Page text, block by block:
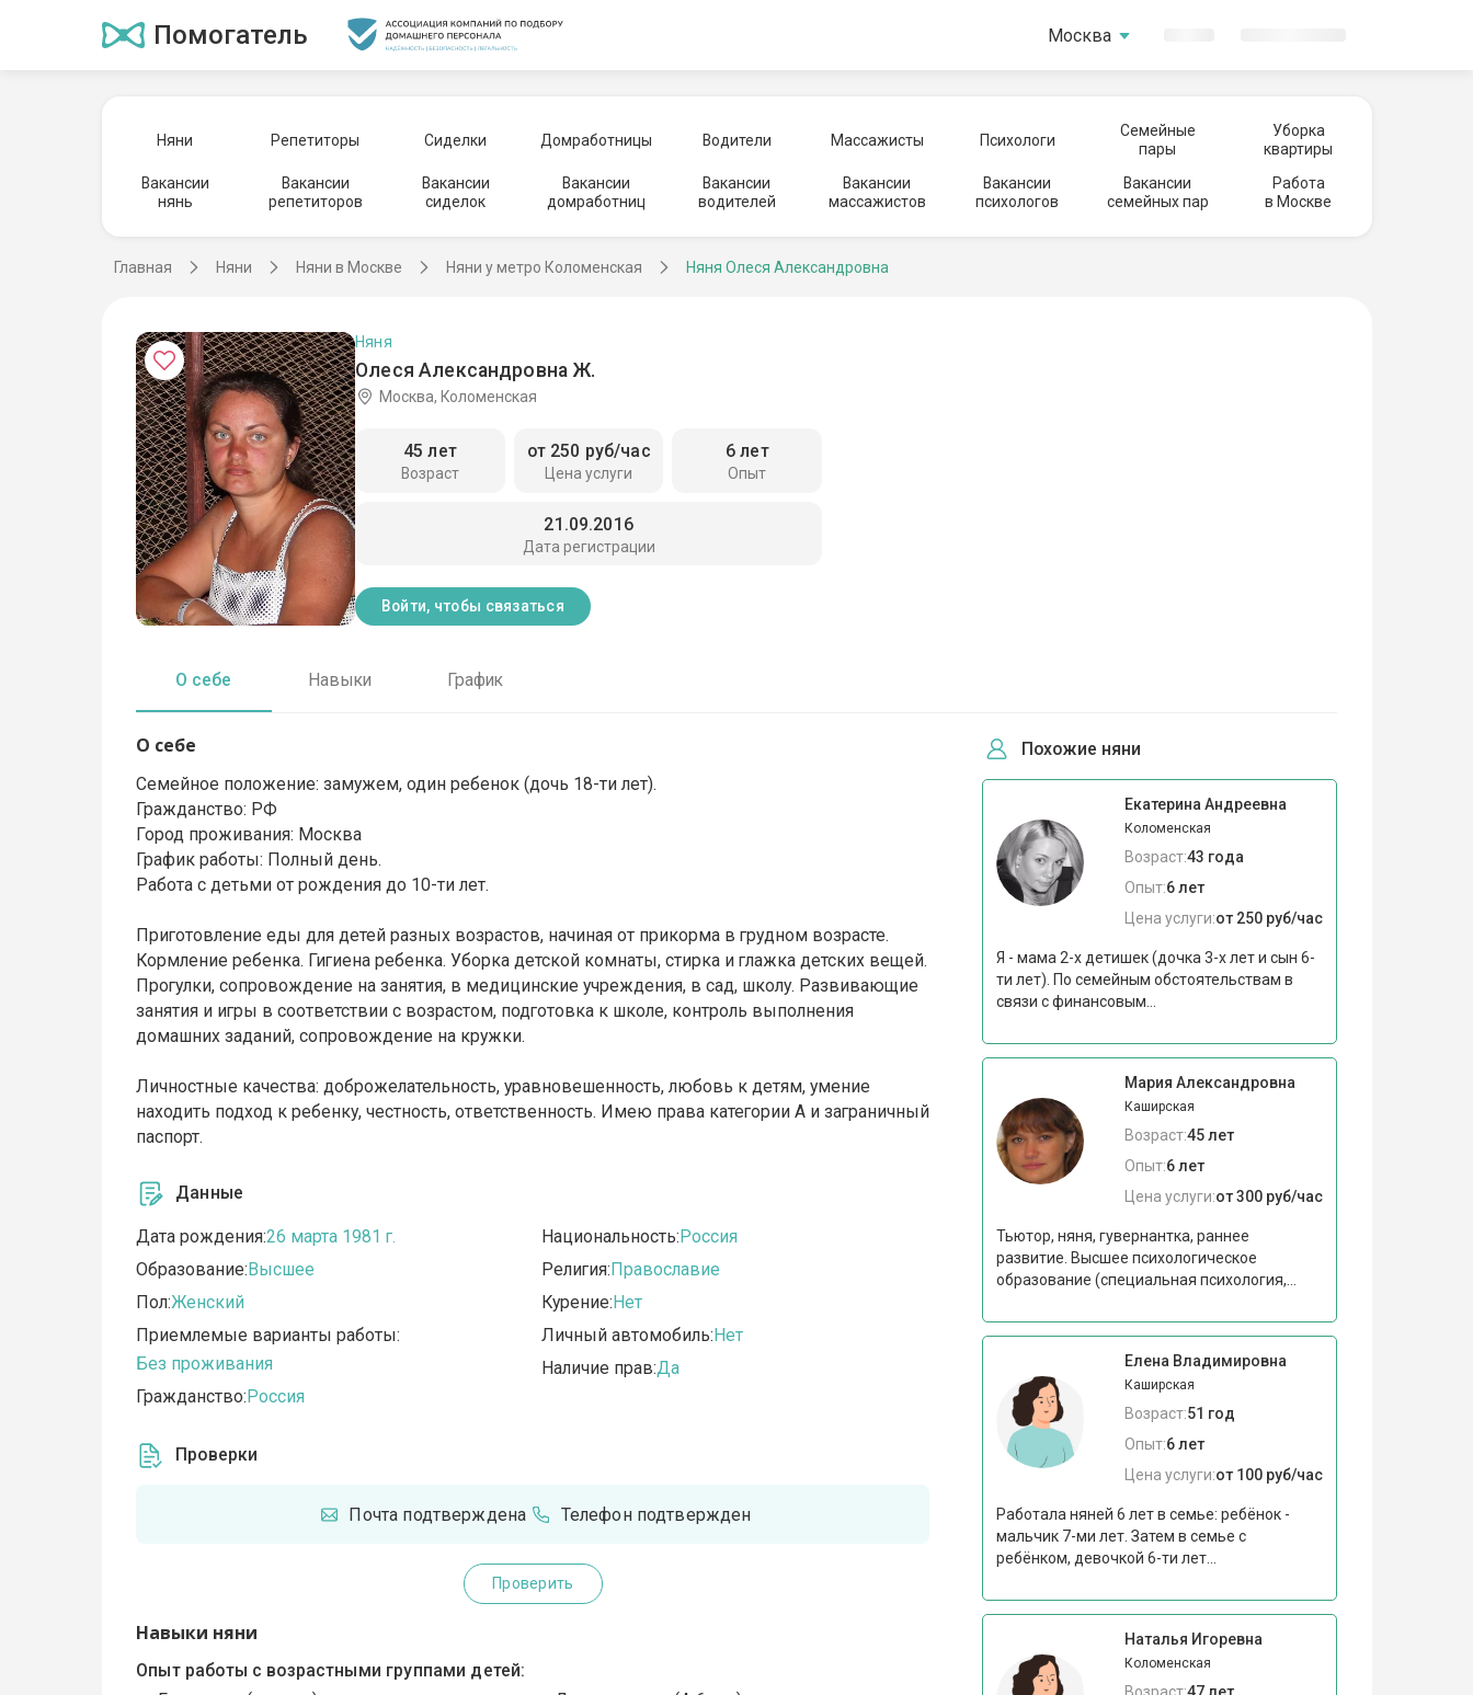
Помогатель Москва
Няни Репетиторы Сиделки Домработницы Водители Массажисты Психологи
Семейные
пары
Уборка
квартиры
Вакансии
нянь
Вакансии
репетиторов
Вакансии
сиделок
Вакансии
домработниц
Вакансии
водителей
Вакансии
массажистов
Вакансии
психологов
Вакансии
семейных пар
Работа
в Москве
Главная Няни Няни в Москве Няни у метро Коломенская Няня Олеся Александровна
Олеся Александровна Ж.
Няня
Москва, Коломенская
Возраст
45 лет
Цена услуги
от 250 руб/час
Опыт
6 лет
Дата регистрации
21.09.2016
Войти, чтобы связаться
О себе Навыки График
О себе
Семейное положение: замужем, один ребенок (дочь 18-ти лет).
Гражданство: РФ
Город проживания: Москва
График работы: Полный день.
Работа с детьми от рождения до 10-ти лет.
Приготовление еды для детей разных возрастов, начиная от прикорма в грудном возрасте.
Кормление ребенка. Гигиена ребенка. Уборка детской комнаты, стирка и глажка детских вещей.
Прогулки, сопровождение на занятия, в медицинские учреждения, в сад, школу. Развивающие
занятия и игры в соответствии с возрастом, подготовка к школе, контроль выполнения
домашних заданий, сопровождение на кружки.
Личностные качества: доброжелательность, уравновешенность, любовь к детям, умение
находить подход к ребенку, честность, ответственность. Имею права категории А и заграничный
паспорт.
Данные
Дата рождения:26 марта 1981 г.
Образование:Высшее
Пол:Женский
Приемлемые варианты работы:
Без проживания
Гражданство:Россия
Национальность:Россия
Религия:Православие
Курение:Нет
Личный автомобиль:Нет
Наличие прав:Да
Проверки
Почта подтверждена Телефон подтвержден
Проверить
Навыки няни
Опыт работы с возрастными группами детей:
Похожие няни
Екатерина Андреевна
Коломенская
Возраст:43 года
Опыт:6 лет
Цена услуги:от 250 руб/час
Я - мама 2-х детишек (дочка 3-х лет и сын 6-
ти лет). По семейным обстоятельствам в
связи с финансовым...
Мария Александровна
Каширская
Возраст:45 лет
Опыт:6 лет
Цена услуги:от 300 руб/час
Тьютор, няня, гувернантка, раннее
развитие. Высшее психологическое
образование (специальная психология,...
Елена Владимировна
Каширская
Возраст:51 год
Опыт:6 лет
Цена услуги:от 100 руб/час
Работала няней 6 лет в семье: ребёнок -
мальчик 7-ми лет. Затем в семье с
ребёнком, девочкой 6-ти лет...
Наталья Игоревна
Коломенская
Возраст:47 лет